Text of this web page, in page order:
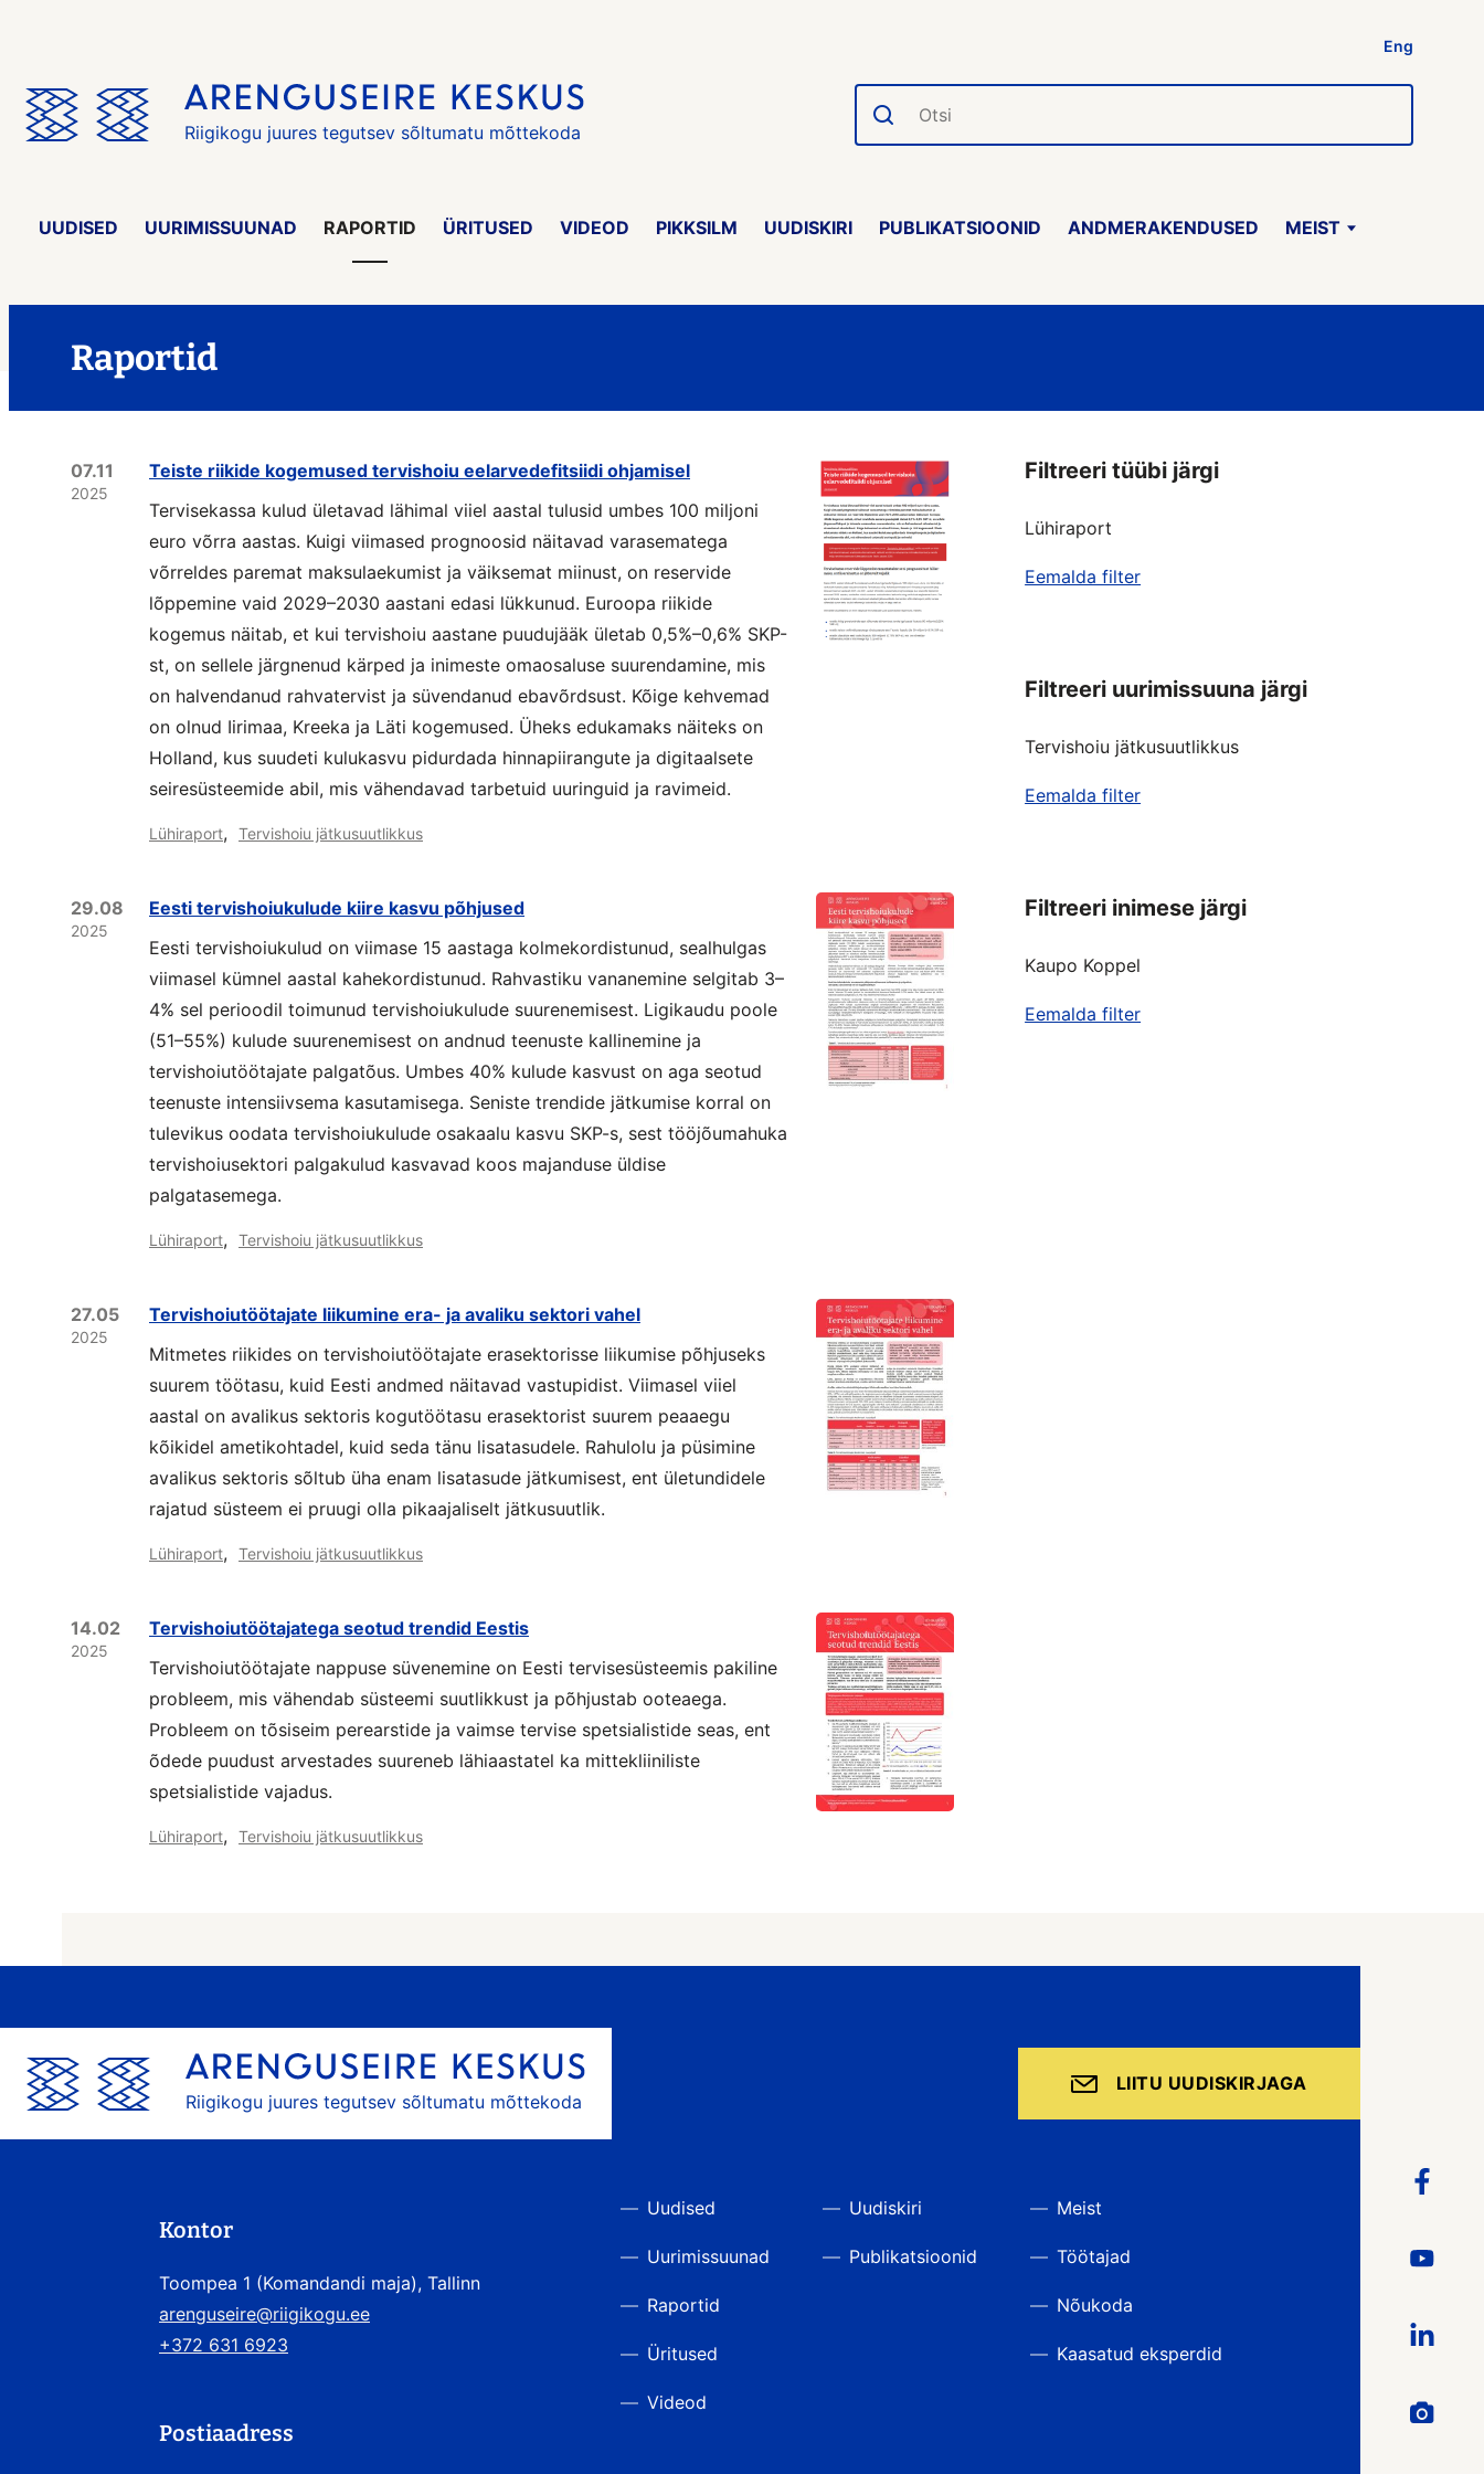
Eng
Riigikogu juures tegutsev sõltumatu mõttekoda
Otsi
UUDISED UURIMISSUUNAD RAPORTID ÜRITUSED VIDEOD PIKKSILM UUDISKIRI PUBLIKATSIOONID ANDMERAKENDUSED MEIST
Raportid
07.11
2025
Teiste riikide kogemused tervishoiu eelarvedefitsiidi ohjamisel
Tervisekassa kulud ületavad lähimal viiel aastal tulusid umbes 100 miljoni
euro võrra aastas. Kuigi viimased prognoosid näitavad varasematega
võrreldes paremat maksulaekumist ja väiksemat miinust, on reservide
lõppemine vaid 2029–2030 aastani edasi lükkunud. Euroopa riikide
kogemus näitab, et kui tervishoiu aastane puudujääk ületab 0,5%–0,6% SKP-
st, on sellele järgnenud kärped ja inimeste omaosaluse suurendamine, mis
on halvendanud rahvatervist ja süvendanud ebavõrdsust. Kõige kehvemad
on olnud Iirimaa, Kreeka ja Läti kogemused. Üheks edukamaks näiteks on
Holland, kus suudeti kulukasvu pidurdada hinnapiirangute ja digitaalsete
seiresüsteemide abil, mis vähendavad tarbetuid uuringuid ja ravimeid.
Lühiraport, Tervishoiu jätkusuutlikkus
29.08
2025
Eesti tervishoiukulude kiire kasvu põhjused
Eesti tervishoiukulud on viimase 15 aastaga kolmekordistunud, sealhulgas
viimasel kümnel aastal kahekordistunud. Rahvastiku vananemine selgitab 3–
4% sel perioodil toimunud tervishoiukulude suurenemisest. Ligikaudu poole
(51–55%) kulude suurenemisest on andnud teenuste kallinemine ja
tervishoiutöötajate palgatõus. Umbes 40% kulude kasvust on aga seotud
teenuste intensiivsema kasutamisega. Seniste trendide jätkumise korral on
tulevikus oodata tervishoiukulude osakaalu kasvu SKP-s, sest tööjõumahuka
tervishoiusektori palgakulud kasvavad koos majanduse üldise
palgatasemega.
Lühiraport, Tervishoiu jätkusuutlikkus
27.05
2025
Tervishoiutöötajate liikumine era- ja avaliku sektori vahel
Mitmetes riikides on tervishoiutöötajate erasektorisse liikumise põhjuseks
suurem töötasu, kuid Eesti andmed näitavad vastupidist. Viimasel viiel
aastal on avalikus sektoris kogutöötasu erasektorist suurem peaaegu
kõikidel ametikohtadel, kuid seda tänu lisatasudele. Rahulolu ja püsimine
avalikus sektoris sõltub üha enam lisatasude jätkumisest, ent ületundidele
rajatud süsteem ei pruugi olla pikaajaliselt jätkusuutlik.
Lühiraport, Tervishoiu jätkusuutlikkus
14.02
2025
Tervishoiutöötajatega seotud trendid Eestis
Tervishoiutöötajate nappuse süvenemine on Eesti tervisesüsteemis pakiline
probleem, mis vähendab süsteemi suutlikkust ja põhjustab ooteaega.
Probleem on tõsiseim perearstide ja vaimse tervise spetsialistide seas, ent
õdede puudust arvestades suureneb lähiaastatel ka mittekliiniliste
spetsialistide vajadus.
Lühiraport, Tervishoiu jätkusuutlikkus
Filtreeri tüübi järgi
Lühiraport
Eemalda filter
Filtreeri uurimissuuna järgi
Tervishoiu jätkusuutlikkus
Eemalda filter
Filtreeri inimese järgi
Kaupo Koppel
Eemalda filter
Riigikogu juures tegutsev sõltumatu mõttekoda
LIITU UUDISKIRJAGA
Kontor
Toompea 1 (Komandandi maja), Tallinn
arenguseire@riigikogu.ee
+372 631 6923
Postiaadress
Uudised
Uurimissuunad
Raportid
Üritused
Videod
Uudiskiri
Publikatsioonid
Meist
Töötajad
Nõukoda
Kaasatud eksperdid